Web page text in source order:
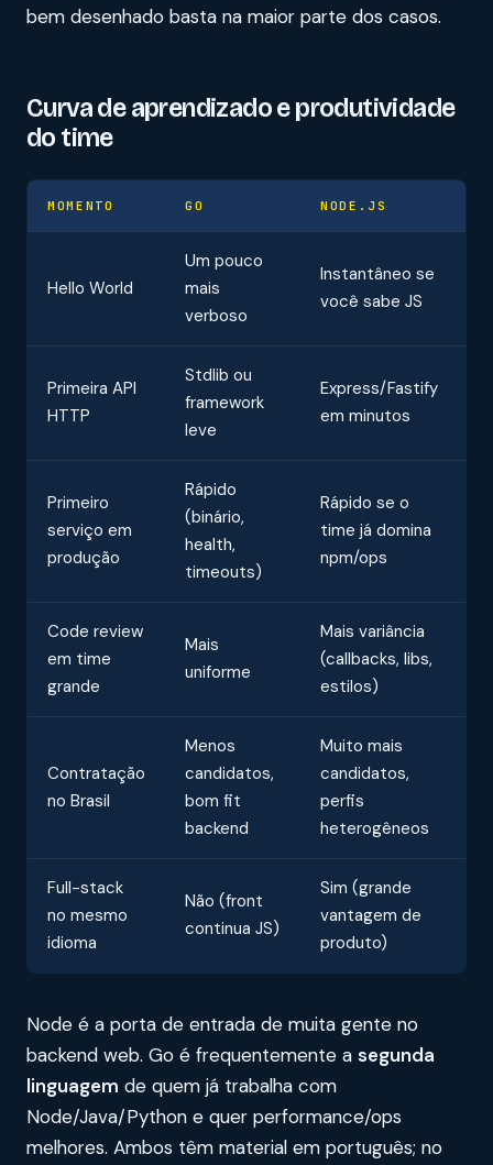
bem desenhado basta na maior parte dos casos.
Curva de aprendizado e produtividade
do time
MOMENTO GO NODE.JS
Hello World
Um pouco
mais
verboso
Instantâneo se
você sabe JS
Primeira API
HTTP
Stdlib ou
framework
leve
Express/Fastify
em minutos
Primeiro
serviço em
produção
Rápido
(binário,
health,
timeouts)
Rápido se o
time já domina
npm/ops
Code review
em time
grande
Mais
uniforme
Mais variância
(callbacks, libs,
estilos)
Contratação
no Brasil
Menos
candidatos,
bom fit
backend
Muito mais
candidatos,
perfis
heterogêneos
Full-stack
no mesmo
idioma
Não (front
continua JS)
Sim (grande
vantagem de
produto)
Node é a porta de entrada de muita gente no
backend web. Go é frequentemente a segunda
linguagem de quem já trabalha com
Node/Java/Python e quer performance/ops
melhores. Ambos têm material em português; no